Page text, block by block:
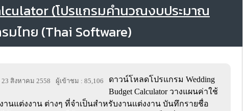
(โปรแกรมคำนวณงบประมาณ
23 สิงหาคม 2558 ผู้เข้าชม : 85,106
ดาวน์โหลดโปรแกรม Wedding
Budget Calculator วางแผนค่าใช้
านแต่งงาน ต่างๆ ที่จำเป็นสำหรับงานแต่งงาน บันทึกรายชื่อ